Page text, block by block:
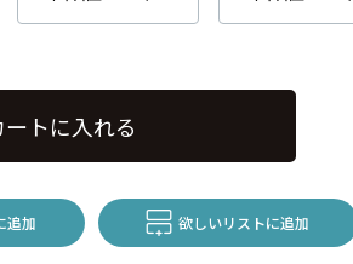
ートに入れる
追加 欲しいリストに追加